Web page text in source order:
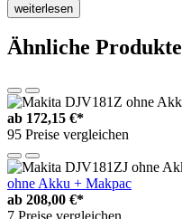
weiterlesen
Ähnliche Produkte
ab 172,15 €*
95 Preise vergleichen
ohne Akku + Makpac
ab 208,00 €*